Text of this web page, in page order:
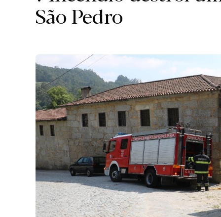
São Pedro